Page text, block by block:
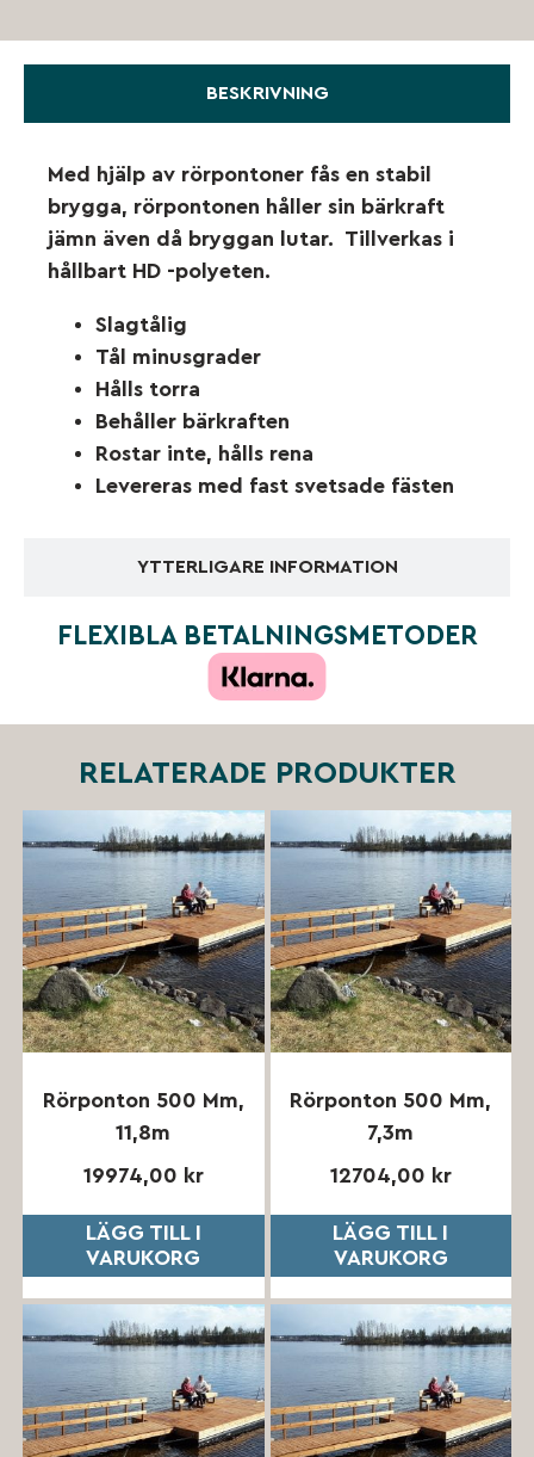
FLEXIBLA BETALNINGSMETODER
BESKRIVNING
YTTERLIGARE INFORMATION
Med hjälp av rörpontoner fås en stabil
brygga, rörpontonen håller sin bärkraft
jämn även då bryggan lutar. Tillverkas i
hållbart HD -polyeten.
Slagtålig
Tål minusgrader
Hålls torra
Behåller bärkraften
Rostar inte, hålls rena
Levereras med fast svetsade fästen
RELATERADE PRODUKTER
Rörponton 500 Mm,
11,8m
19974,00 kr
LÄGG TILL I
VARUKORG
Rörponton 500 Mm,
7,3m
12704,00 kr
LÄGG TILL I
VARUKORG